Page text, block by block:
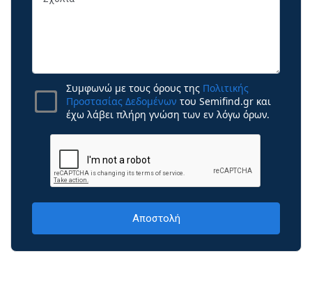
Συμφωνώ με τους όρους της Πολιτικής
Προστασίας Δεδομένων του Semifind.gr και
έχω λάβει πλήρη γνώση των εν λόγω όρων.